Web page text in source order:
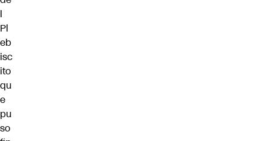
l
Pl
eb
isc
ito
qu
e
pu
so